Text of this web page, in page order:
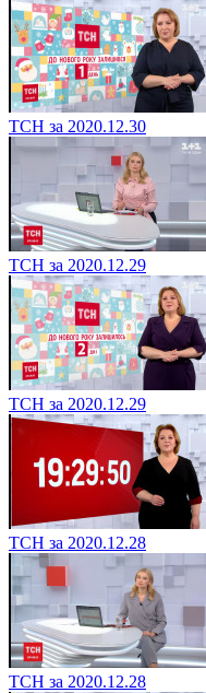
ТСН за 2020.12.30
ТСН за 2020.12.29
ТСН за 2020.12.29
ТСН за 2020.12.28
ТСН за 2020.12.28